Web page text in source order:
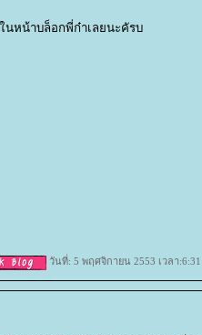
นหน้าบล็อกพี่ก๋าเลยนะคัรบ
วันที่: 5 พฤศจิกายน 2553 เวลา